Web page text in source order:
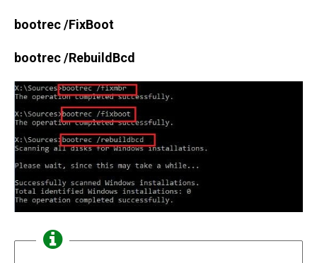
bootrec /FixBoot
bootrec /RebuildBcd